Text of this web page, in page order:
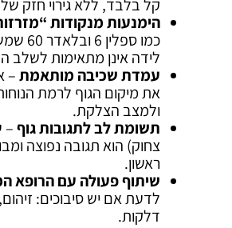
קל בלבד, ללא גירוי חזק
הימנעות מנקודות
כמו
לידה אינן מתאימות לשלב
עמדת שכיבה מותאמת–
את מיקום הגוף לרמת
ולמצב הצלקת.
תשומת לב לתגובות גוף–
צחוק) הוא תגובה נפוצה
ראשון.
שיתוף פעולה עם הרופא
לדעת אם יש סיבוכים:
דלקות.